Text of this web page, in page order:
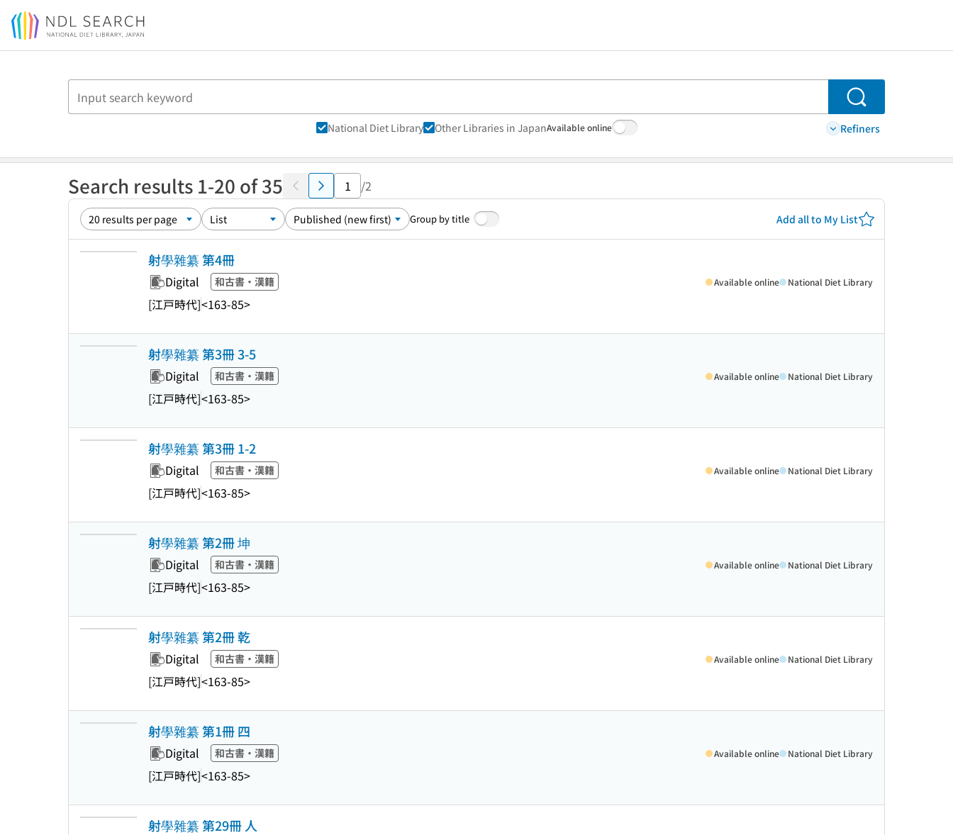
Jump to main content
Search
National Diet Library Other Libraries in JapanAvailable online Refiners
Search results 1-20 of 35 /2
Group by title Add all to My List
射學雜纂 第4冊
Digital 和古書・漢籍
[江戸時代]<163-85>
Available online National Diet Library
射學雜纂 第3冊 3-5
Digital 和古書・漢籍
[江戸時代]<163-85>
Available online National Diet Library
射學雜纂 第3冊 1-2
Digital 和古書・漢籍
[江戸時代]<163-85>
Available online National Diet Library
射學雜纂 第2冊 坤
Digital 和古書・漢籍
[江戸時代]<163-85>
Available online National Diet Library
射學雜纂 第2冊 乾
Digital 和古書・漢籍
[江戸時代]<163-85>
Available online National Diet Library
射學雜纂 第1冊 四
Digital 和古書・漢籍
[江戸時代]<163-85>
Available online National Diet Library
射學雜纂 第29冊 人